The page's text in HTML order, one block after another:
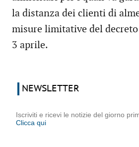
la distanza dei clienti di
misure limitative del
3 aprile.
NEWSLETTER
Iscriviti e ricevi le notizie del giorno
Clicca qui